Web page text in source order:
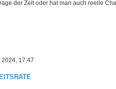
der Zeit oder hat man auch reelle
2024, 17:47